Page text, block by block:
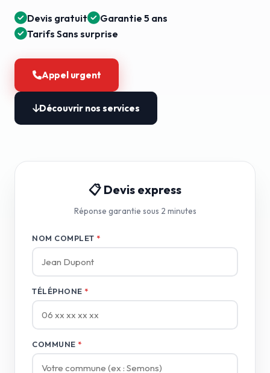
Devis gratuit
Garantie 5 ans
Tarifs Sans surprise
Appel urgent
Découvrir nos services
📋 Devis express
Réponse garantie sous 2 minutes
NOM COMPLET *
TÉLÉPHONE *
COMMUNE *